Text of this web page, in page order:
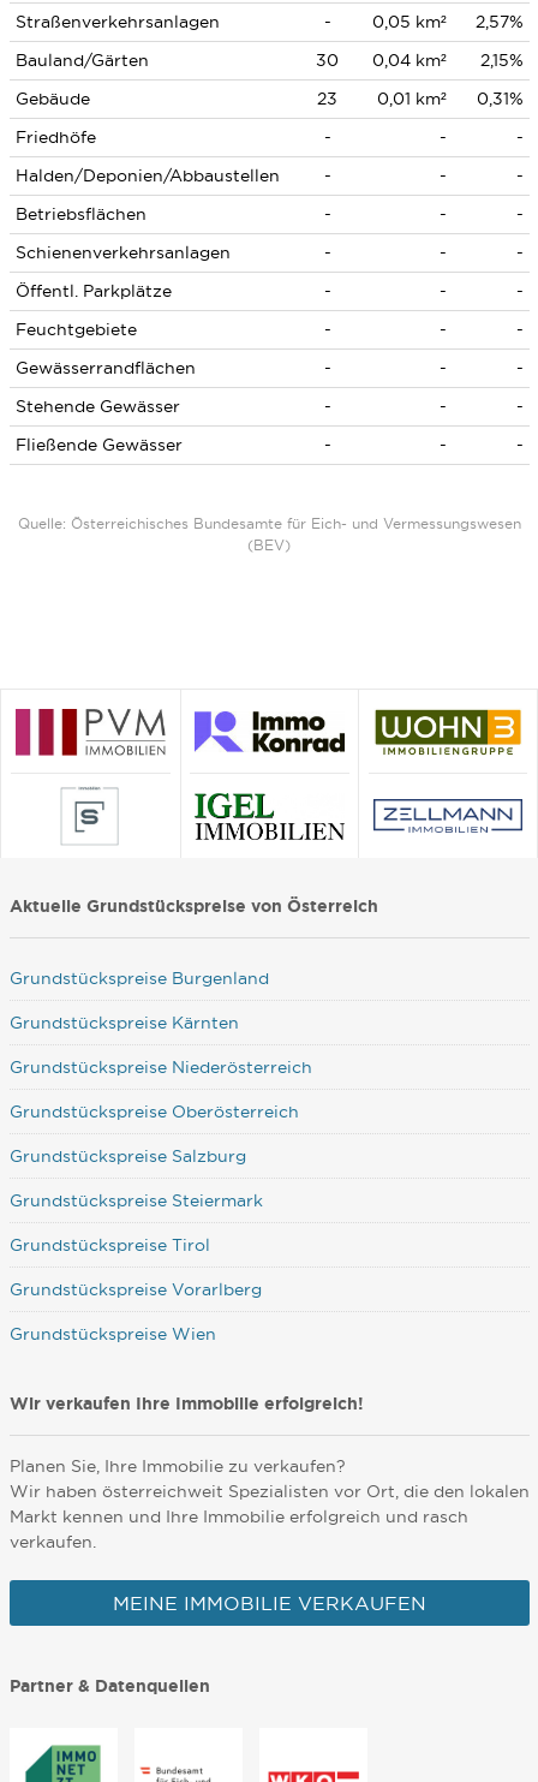
Straßenverkehrsanlagen - 0,05 km²
2,57%
Bauland/Gärten
30 0,04 km²
2,15%
Gebäude
23 0,01 km²
0,31%
Friedhöfe
- -
-
Halden/Deponien/Abbaustellen
- -
-
Betriebsflächen
- -
-
Schienenverkehrsanlagen
- -
-
Öffentl. Parkplätze
- -
-
Feuchtgebiete
- -
-
Gewässerrandflächen
- -
-
Stehende Gewässer
- -
-
Fließende Gewässer
- - -
Quelle: Österreichisches Bundesamte für Eich- und Vermessungswesen
(BEV)
Aktuelle Grundstückspreise von Österreich
Grundstückspreise Burgenland
Grundstückspreise Kärnten
Grundstückspreise Niederösterreich
Grundstückspreise Oberösterreich
Grundstückspreise Salzburg
Grundstückspreise Steiermark
Grundstückspreise Tirol
Grundstückspreise Vorarlberg
Grundstückspreise Wien
Wir verkaufen Ihre Immobilie erfolgreich!
Planen Sie, Ihre Immobilie zu verkaufen?
Wir haben österreichweit Spezialisten vor Ort, die den lokalen
Markt kennen und Ihre Immobilie erfolgreich und rasch
verkaufen.
MEINE IMMOBILIE VERKAUFEN
Partner & Datenquellen